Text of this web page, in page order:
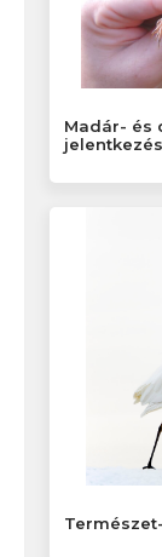
Madár- és
jelentkezés